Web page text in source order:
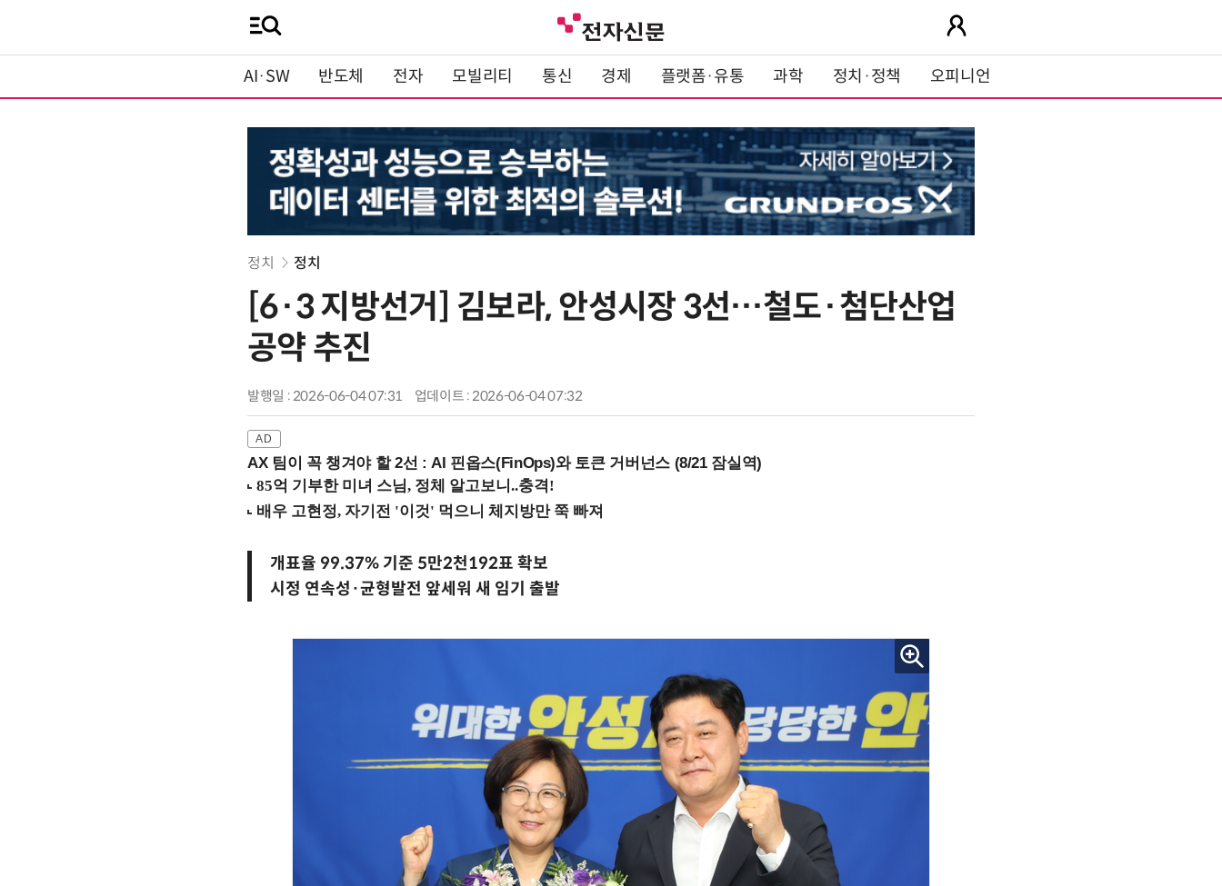
AI·SW 반도체 전자 모빌리티 통신 경제 플랫폼·유통 과학 정치·정책 오피니언
정치 정치
[6·3 지방선거] 김보라, 안성시장 3선…철도·첨단산업
공약 추진
발행일 : 2026-06-04 07:31 업데이트 : 2026-06-04 07:32
AX 팀이 꼭 챙겨야 할 2선 : AI 핀옵스(FinOps)와 토큰 거버넌스 (8/21 잠실역)
개표율 99.37% 기준 5만2천192표 확보
시정 연속성·균형발전 앞세워 새 임기 출발